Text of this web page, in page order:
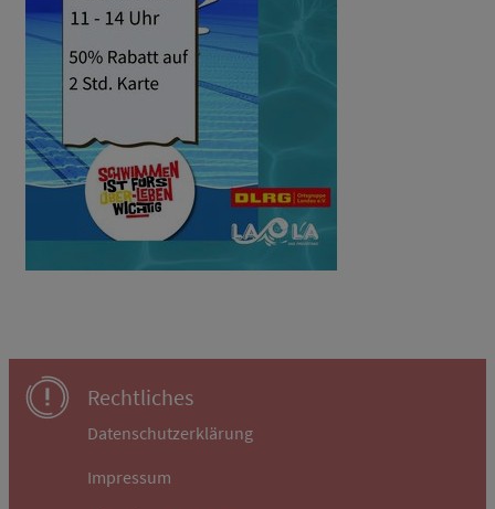
Rechtliches
Datenschutzerklärung
Impressum